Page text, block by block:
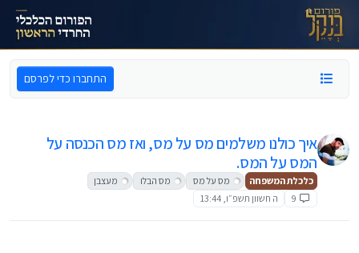
דילוג לתוכן
התחברו כדי לפרסם
איך כולנו משלמים מס על מס, ואז מס הכנסה על
המס על המס.
כלכלת המשפחה מס על מס מס הבלו
מעצבן
9
ה חשוון תשפ״ו, 13:44